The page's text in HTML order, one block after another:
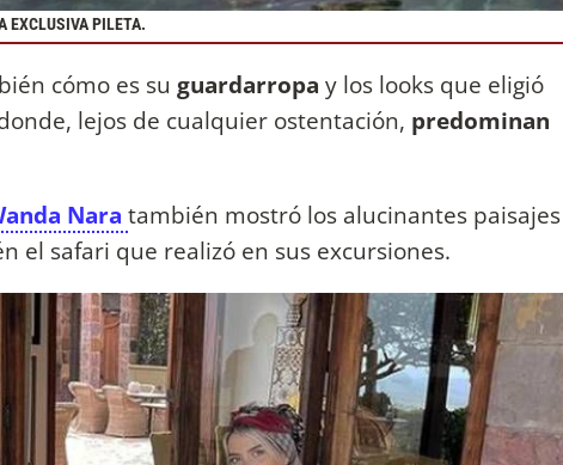
EXCLUSIVA PILETA.
cómo es su guardarropa y los looks que eligió
lejos de cualquier ostentación, predominan
Nara también mostró los alucinantes paisajes
el safari que realizó en sus excursiones.